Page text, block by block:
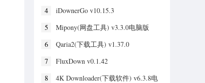
4
iDownerGo v10.15.3
5
Mipony(网盘工具) v3.3.0电脑版
6
Qaria2(下载工具) v1.37.0
7
FluxDown v0.1.42
8
4K Downloader(下载软件) v6.3.8电